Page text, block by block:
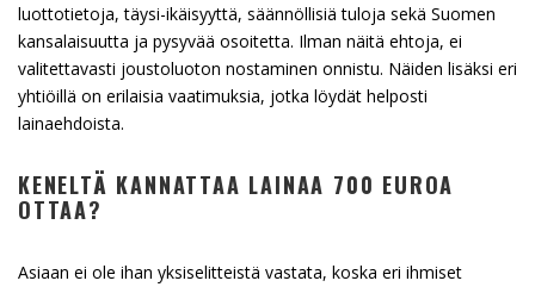
luottotietoja, täysi-ikäisyyttä, säännöllisiä tuloja sekä Suomen
kansalaisuutta ja pysyvää osoitetta. Ilman näitä ehtoja, ei
valitettavasti joustoluoton nostaminen onnistu. Näiden lisäksi eri
yhtiöillä on erilaisia vaatimuksia, jotka löydät helposti
lainaehdoista.
KENELTÄ KANNATTAA LAINAA 700 EUROA
OTTAA?
Asiaan ei ole ihan yksiselitteistä vastata, koska eri ihmiset